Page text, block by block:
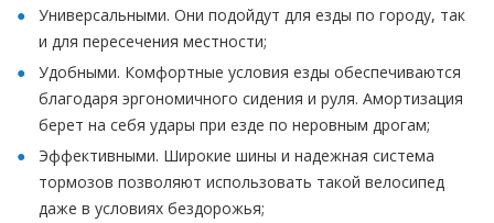
Универсальными. Они подойдут для езды по городу, так
и для пересечения местности;
Удобными. Комфортные условия езды обеспечиваются
благодаря эргономичного сидения и руля. Амортизация
берет на себя удары при езде по неровным дрогам;
Эффективными. Широкие шины и надежная система
тормозов позволяют использовать такой велосипед
даже в условиях бездорожья;